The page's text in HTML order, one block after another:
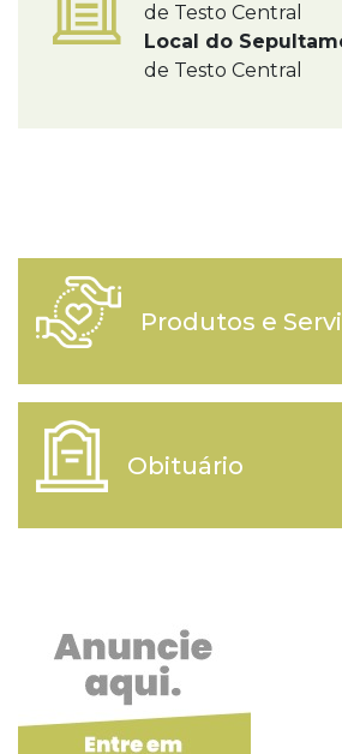
de Testo Central
Local do
de Testo Central
Produtos e
Obituário